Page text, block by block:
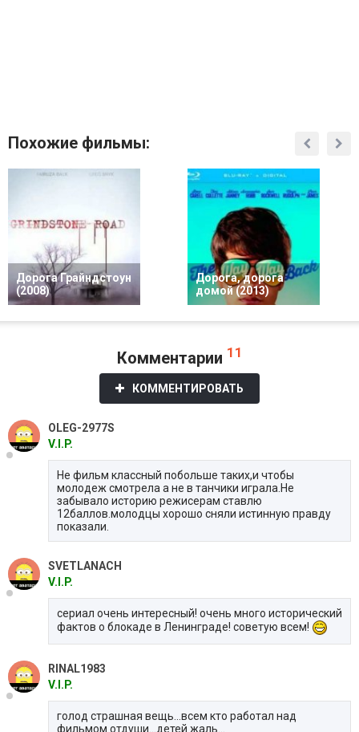
Похожие фильмы:
Дорога Грайндстоун
(2008)
Дорога, дорога
домой (2013)
Комментарии 11
КОММЕНТИРОВАТЬ
OLEG-2977S
V.I.P.
Не фильм классный побольше таких,и чтобы
молодеж смотрела а не в танчики играла.Не
забывало историю режисерам ставлю
12баллов.молодцы хорошо сняли истинную правду
показали.
SVETLANACH
V.I.P.
сериал очень интересный! очень много исторический
фактов о блокаде в Ленинграде! советую всем!
RINAL1983
V.I.P.
голод страшная вещь...всем кто работал над
фильмом отдуши...детей жаль...